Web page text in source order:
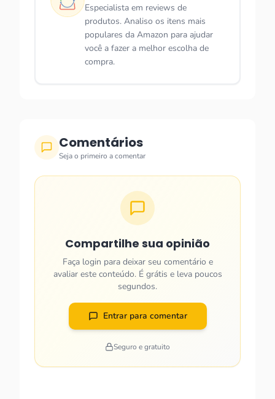
Especialista em reviews de
produtos. Analiso os itens mais
populares da Amazon para ajudar
você a fazer a melhor escolha de
compra.
Comentários
Seja o primeiro a comentar
Compartilhe sua opinião
Faça login para deixar seu comentário e
avaliar este conteúdo. É grátis e leva poucos
segundos.
Entrar para comentar
Seguro e gratuito